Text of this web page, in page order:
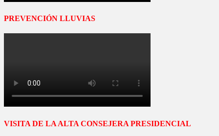
PREVENCIÓN LLUVIAS
VISITA DE LA ALTA CONSEJERA PRESIDENCIAL